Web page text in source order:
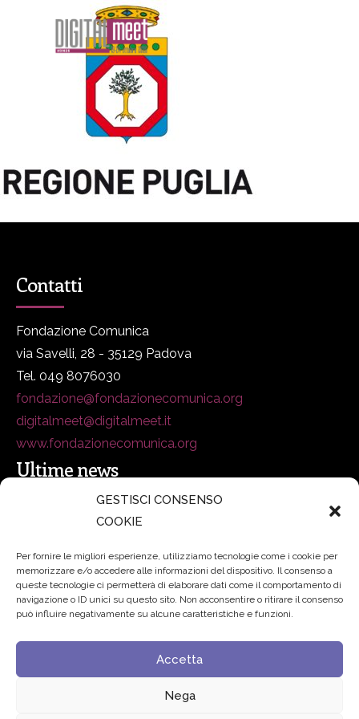
GESTISCI CONSENSO
COOKIE
Per fornire le migliori esperienze, utilizziamo tecnologie come i cookie per
memorizzare e/o accedere alle informazioni del dispositivo. Il consenso a
queste tecnologie ci permetterà di elaborare dati come il comportamento di
navigazione o ID unici su questo sito. Non acconsentire o ritirare il consenso
può influire negativamente su alcune caratteristiche e funzioni.
Accetta
Nega
Contatti
Fondazione Comunica
via Savelli, 28 - 35129 Padova
Tel. 049 8076030
fondazione@fondazionecomunica.org
digitalmeet@digitalmeet.it
www.fondazionecomunica.org
Ultime news
secsolutionforum 2026: è Bologna la nuova capitale
Padre Benanti: «Intelligenza artificiale? Contro i nuovi
algoritmi del potere serve una governance condivisa»
Edvance – Digital Education Hub Higher Education